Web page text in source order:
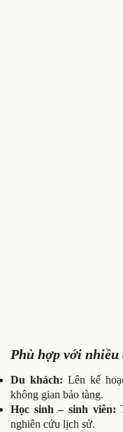
Phù hợp với
Du khách: Lên kế
không gian bảo tàng.
Học sinh – sinh viên:
nghiên cứu lịch sử.